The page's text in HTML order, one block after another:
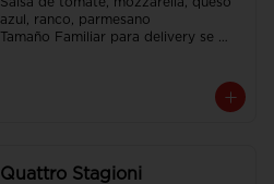
azul, ranco, parmesano
Tamaño Familiar para delivery se
Quattro Stagioni